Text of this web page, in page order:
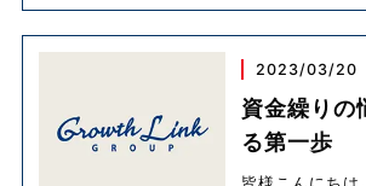
2023/03/20
資金繰りの
る第一歩
皆様こんにちは